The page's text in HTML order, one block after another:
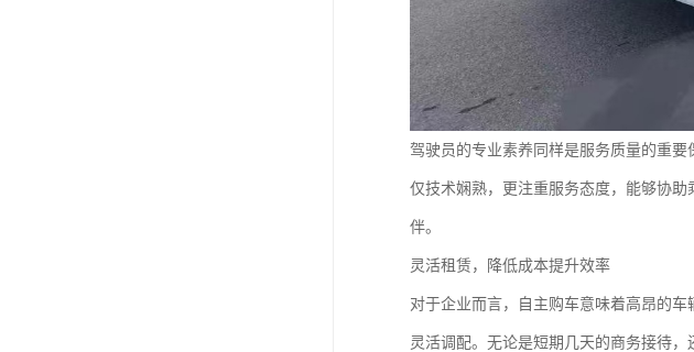
驾驶员的专业素养同样是服务质量的重
仅技术娴熟，更注重服务态度，能够协
伴。
灵活租赁，降低成本提升效率
对于企业而言，自主购车意味着高昂的
灵活调配。无论是短期几天的商务接待